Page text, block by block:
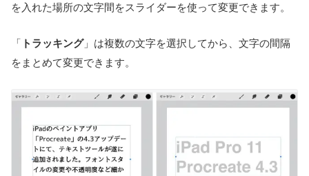
を入れた場所の文字間をスライダーを使って変更できます。
「 トラッキング」は複数の文字を選択してから、文字の間隔
をまとめて変更できます。